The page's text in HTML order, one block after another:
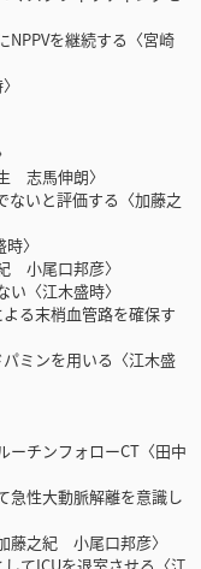
を継続する〈宮崎
志馬伸朗〉
いと評価する〈加藤之
〉
小尾口邦彦〉
〈江木盛時〉
る末梢血管路を確保す
ミンを用いる〈江木盛
チンフォローCT〈田中
性大動脈解離を意識し
之紀 小尾口邦彦〉